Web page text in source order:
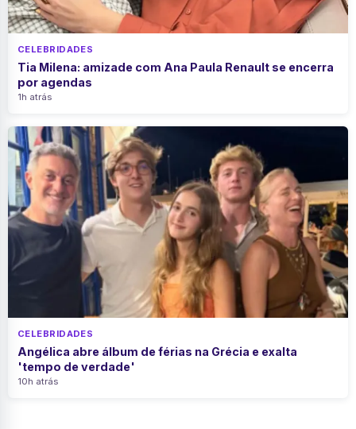
CELEBRIDADES
Tia Milena: amizade com Ana Paula Renault se encerra
por agendas
1h atrás
CELEBRIDADES
Angélica abre álbum de férias na Grécia e exalta
'tempo de verdade'
10h atrás